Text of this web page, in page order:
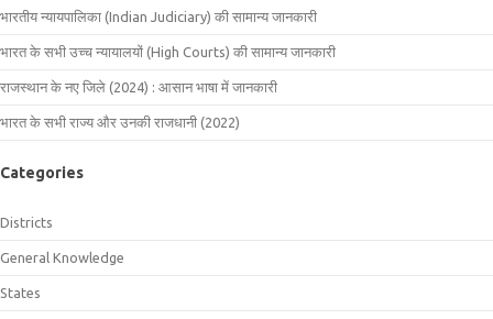
भारतीय न्यायपालिका (Indian Judiciary) की सामान्य जानकारी
भारत के सभी उच्च न्यायालयों (High Courts) की सामान्य जानकारी
राजस्थान के नए जिले (2024) : आसान भाषा में जानकारी
भारत के सभी राज्य और उनकी राजधानी (2022)
Categories
Districts
General Knowledge
States